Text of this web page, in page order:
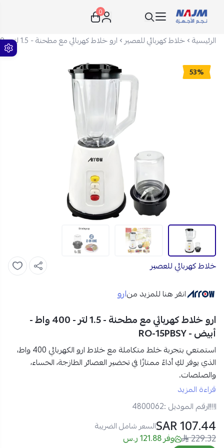
نجم الأجهزة
0
الرئيسية خلاط كهربائي للعصير ارو خلاط كهربائي مع مطحنة - 1.5 لتر - 400 واط - أبيض - RO-15PBSY
53%
خلاط كهربائي للعصير
انقر هنا للمزيد منارو
ارو خلاط كهربائي مع مطحنة - 1.5 لتر - 400 واط -
أبيض - RO-15PBSY
استمتعي بتجربة خلط متكاملة مع خلاط ارو الكهربائي 400 واط،
الذي يوفر لكِ أداءً ممتازًا في تحضير العصائر الطازجة، الحساء،
والصلصات.
كبيرة من الأطعمة والمشروبات بسرعة وسهولة.
اطلبيه الآن من متجر نجم الأجهزة!
مواصفات خلاط ارو 1.5 لتر مع مطحنة :
نوع المنتج:خلاط كهربائي
قراءة المزيد
رقم الموديل :4800062
107.44 SAR السعر شامل الضريبة
229.32 وفر 121.88 ر.س